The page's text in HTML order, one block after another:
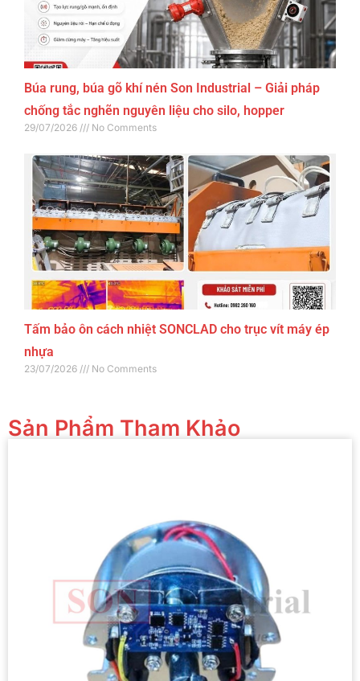
Búa rung, búa gõ khí nén Son Industrial – Giải pháp
chống tắc nghẽn nguyên liệu cho silo, hopper
29/07/2026 No Comments
Tấm bảo ôn cách nhiệt SONCLAD cho trục vít máy ép
nhựa
23/07/2026 No Comments
Sản Phẩm Tham Khảo